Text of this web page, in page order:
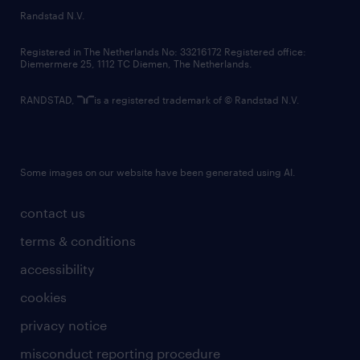
country websites
contact us
terms & conditions
accessibility
cookies
privacy notice
misconduct reporting procedure
Randstad N.V.
Registered in The Netherlands No: 33216172 Registered office:
Diemermere 25, 1112 TC Diemen, The Netherlands.
RANDSTAD, is a registered trademark of © Randstad N.V.
Some images on our website have been generated using AI.